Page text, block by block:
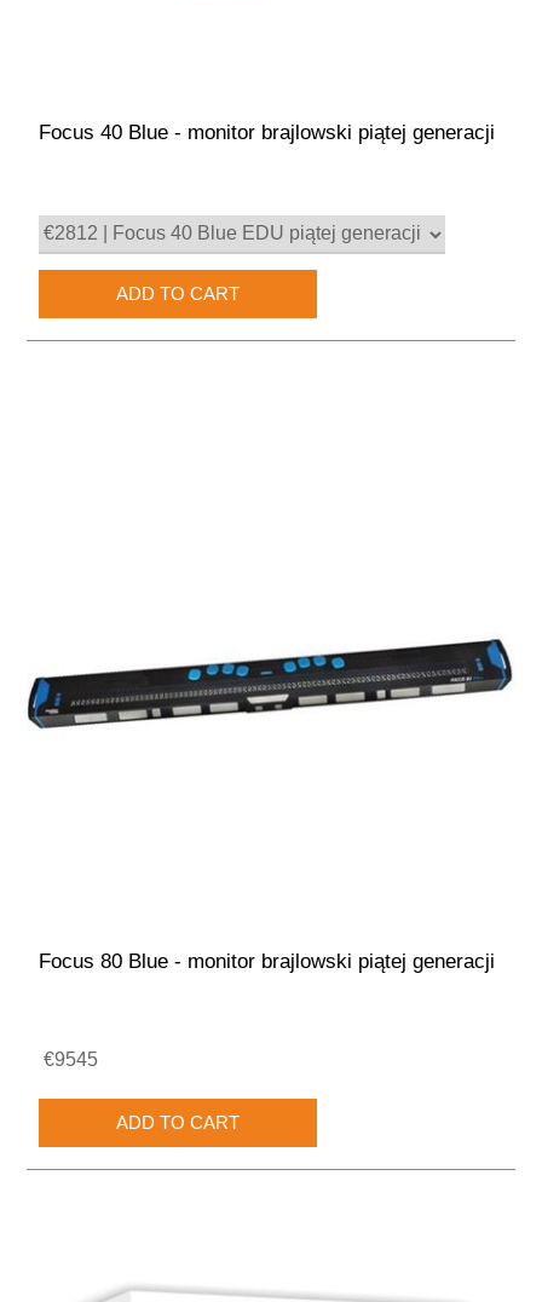
Focus 40 Blue - monitor brajlowski piątej generacji
Focus 80 Blue - monitor brajlowski piątej generacji
€9545